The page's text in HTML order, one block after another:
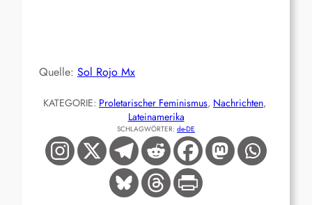
Quelle: Sol Rojo Mx
KATEGORIE: Proletarischer Feminismus, Nachrichten
Lateinamerika
SCHLAGWÖRTER: de-DE